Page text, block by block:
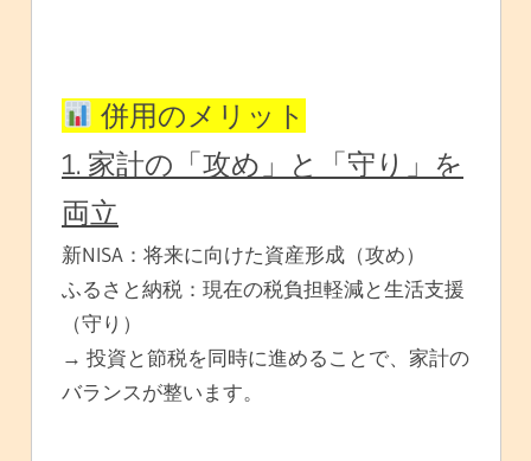
併用のメリット
1. 家計の「攻め」と「守り」を
両立
新NISA：将来に向けた資産形成（攻め）
ふるさと納税：現在の税負担軽減と生活支援
（守り）
→ 投資と節税を同時に進めることで、家計の
バランスが整います。